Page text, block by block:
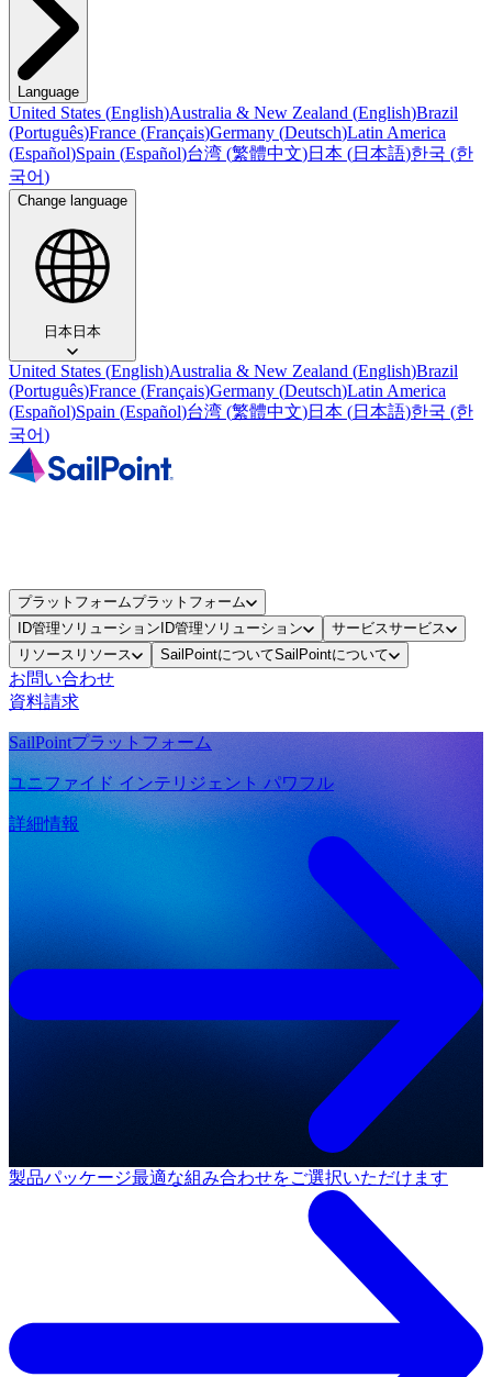
Language
United States (English)Australia & New Zealand (English)Brazil
(Português)France (Français)Germany (Deutsch)Latin America
(Español)Spain (Español)台湾 (繁體中文)日本 (日本語)한국 (한
국어)
Change language
日本日本
United States (English)Australia & New Zealand (English)Brazil
(Português)France (Français)Germany (Deutsch)Latin America
(Español)Spain (Español)台湾 (繁體中文)日本 (日本語)한국 (한
국어)
プラットフォームプラットフォーム
ID管理ソリューション ID管理ソリューション サービスサービス
リソース リソース SailPointについてSailPointについて
お問い合わせ
資料請求
SailPointプラットフォーム
ユニファイド インテリジェント パワフル
詳細情報
製品パッケージ最適な組み合わせをご選択いただけます